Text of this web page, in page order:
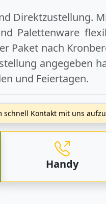
Direktzustellung.
Palettenware
Paket nach
angegeben
und Feiertagen.
Kontakt mit uns
Handy